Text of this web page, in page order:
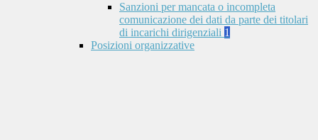
Sanzioni per mancata o incompleta
comunicazione dei dati da parte dei titolari
di incarichi dirigenziali 1
Posizioni organizzative